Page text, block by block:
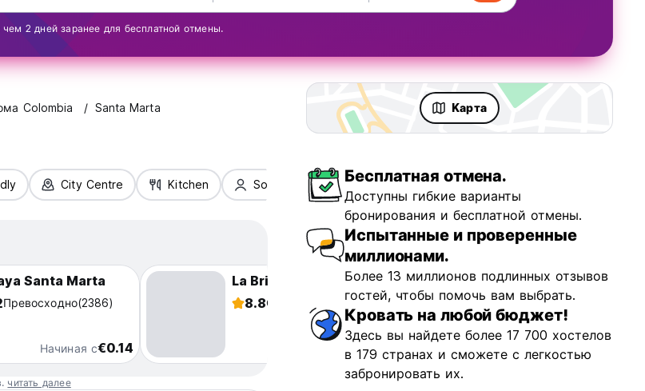
чем 2 дней заранее для бесплатной отмены.
Colombia Santa Marta Kарта
City Centre Kitchen Solo Travellers Fun & Party
Santa Marta
Превосходно(2386)
Начиная с€0.14
La Brisa Loca
8.8Отлично (2844)
Начиная с€7.52
читать далее
Бесплатная отмена.
Доступны гибкие варианты
бронирования и бесплатной отмены.
Испытанные и проверенные
миллионами.
Более 13 миллионов подлинных отзывов
гостей, чтобы помочь вам выбрать.
Кровать на любой бюджет!
Здесь вы найдете более 17 700 хостелов
в 179 странах и сможете с легкостью
забронировать их.